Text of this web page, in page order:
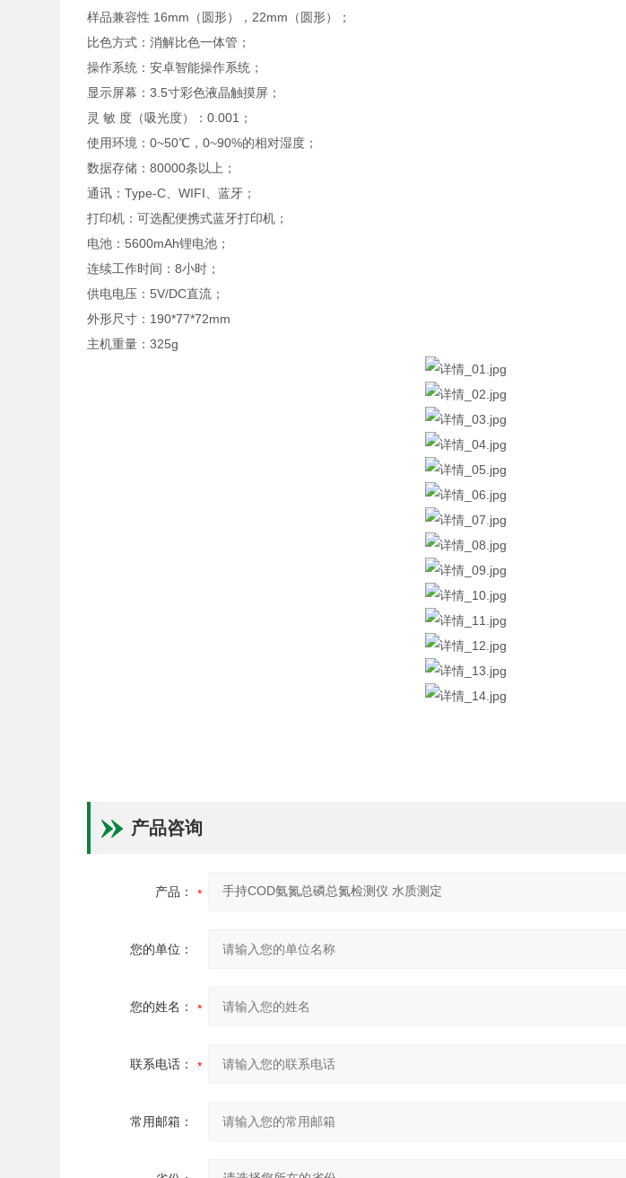
样品兼容性 16mm（圆形），22mm（圆形）；
比色方式：消解比色一体管；
操作系统：安卓智能操作系统；
显示屏幕：3.5寸彩色液晶触摸屏；
灵 敏 度（吸光度）：0.001；
使用环境：0~50℃，0~90%的相对湿度；
数据存储：80000条以上；
通讯：Type-C、WIFI、蓝牙；
打印机：可选配便携式蓝牙打印机；
电池：5600mAh锂电池；
连续工作时间：8小时；
供电电压：5V/DC直流；
外形尺寸：190*77*72mm
主机重量：325g
产品咨询
产品：
您的单位：
您的姓名：
联系电话：
常用邮箱：